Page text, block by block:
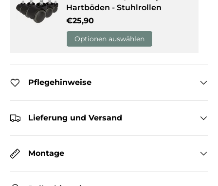
Hartböden - Stuhlrollen
Normaler Preis
€25,90
Optionen auswählen
Pflegehinweise
Lieferung und Versand
Montage